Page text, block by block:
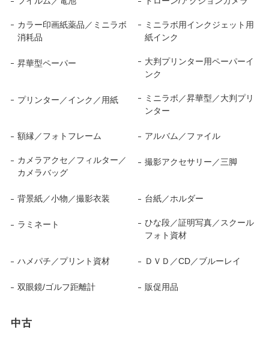
カラー印画紙薬品／ミニラボ
消耗品
ミニラボ用インクジェット用
紙インク
昇華型ペーパー
大判プリンター用ペーパーイ
ンク
プリンター／インク／用紙
ミニラボ／昇華型／大判プリ
ンター
額縁／フォトフレーム アルバム／ファイル
カメラアクセ／フィルター／
カメラバッグ
撮影アクセサリー／三脚
背景紙／小物／撮影衣装 台紙／ホルダー
ラミネート
ひな段／証明写真／スクール
フォト資材
ハメパチ／プリント資材 ＤＶＤ／CD／ブルーレイ
双眼鏡/ゴルフ距離計 販促用品
中古